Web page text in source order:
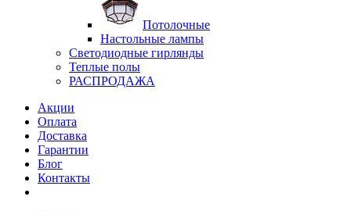
Потолочные
Настольные лампы
Светодиодные гирлянды
Теплые полы
РАСПРОДАЖА
Акции
Оплата
Доставка
Гарантии
Блог
Контакты